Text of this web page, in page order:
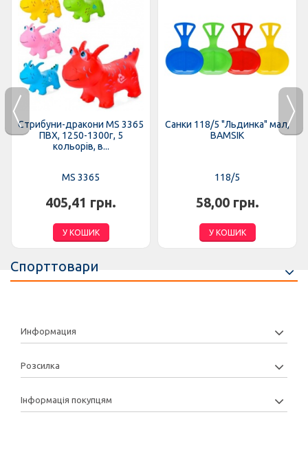
Стрибуни-дракони MS 3365
ПВХ, 1250-1300г, 5
кольорів, в...
MS 3365
405,41 грн.
У КОШИК
Санки 118/5 "Льдинка" мал,
BAMSIK
118/5
58,00 грн.
У КОШИК
Спорттовари
Информация
Розсилка
Інформація покупцям